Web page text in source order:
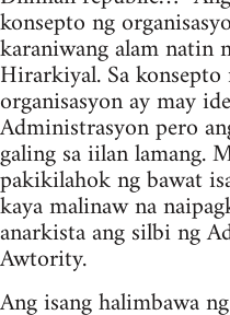
konsepto ng
karaniwang alam natin
Hirarkiyal. Sa
organisasyon ay may
Administrasyon pero
galing sa iilan lamang.
pakikilahok ng bawat
kaya malinaw na
anarkista ang silbi ng
Awtority.
Ang isang halimbawa